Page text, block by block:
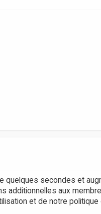
quelques secondes et
additionnelles aux
et de notre politique